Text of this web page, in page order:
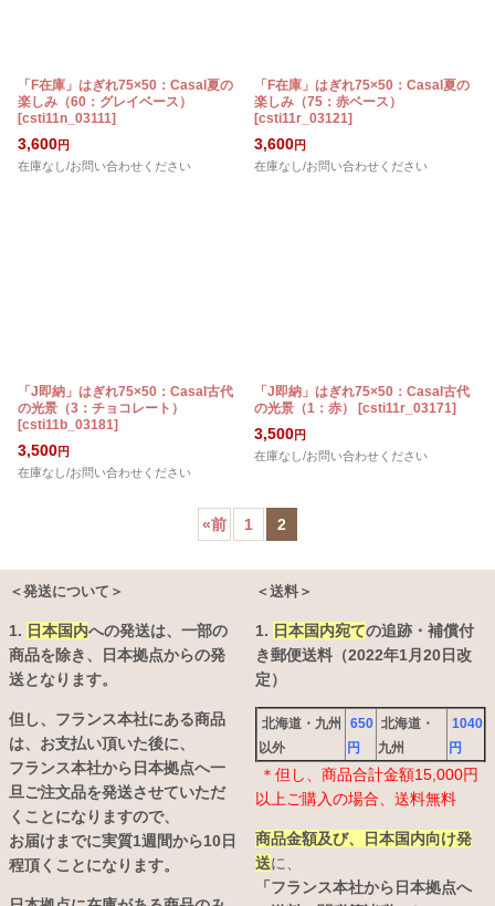
「F在庫」はぎれ75×50：Casal夏の
楽しみ（60：グレイベース）
[csti11n_03111]
3,600円
在庫なし/お問い合わせください
「F在庫」はぎれ75×50：Casal夏の
楽しみ（75：赤ベース）
[csti11r_03121]
3,600円
在庫なし/お問い合わせください
「J即納」はぎれ75×50：Casal古代
の光景（3：チョコレート）
[csti11b_03181]
3,500円
在庫なし/お問い合わせください
「J即納」はぎれ75×50：Casal古代
の光景（1：赤）
[csti11r_03171]
3,500円
在庫なし/お問い合わせください
«前 1 2
＜発送について＞
1. 日本国内への発送は、 一部の
商品を除き、日本拠点からの発
送となります。
但し、フランス本社にある商品
は、お支払い頂いた後に、
フランス本社から日本拠点へ一
旦ご注文品を発送させていただ
くことになりますので、
お届けまでに実質1週間から10日
程頂くことになります。
＜送料＞
1. 日本国内宛ての追跡・補償付
き郵便送料（2022年1月20日改
定）
北海道・九州
以外
650
円
北海道・
九州
1040
円
＊但し、商品合計金額15,000円
以上ご購入の場合、送料無料
商品金額及び、日本国内向け発
送に、
「フランス本社から日本拠点へ